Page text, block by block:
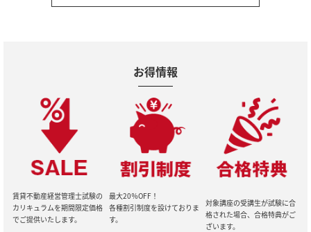
お得情報
賃貸不動産経営管理士試験の
カリキュラムを期間限定価格
でご提供いたします。
最大20％OFF！
各種割引制度を設けておりま
す。
対象講座の受講生が試験に合
格された場合、合格特典がご
ざいます。